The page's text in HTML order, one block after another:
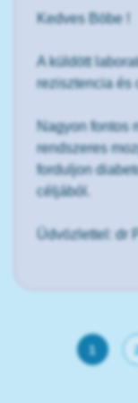
Kedves Böbe !
A küldött
rezisztencia és
Nagyon fontos
rendszeres
forduljon
céljából.
Üdvözlettel: dr
1